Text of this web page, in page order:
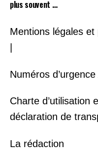
plus souvent …
Mentions légales
Numéros d’urgence
Charte d’utilisation
déclaration de
La rédaction